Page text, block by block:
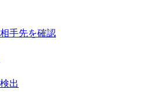
手先を確認
出